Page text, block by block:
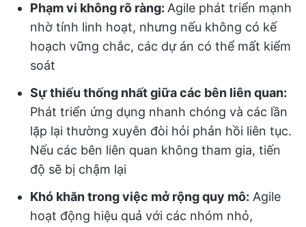
Phạm vi không rõ ràng: Agile phát triển mạnh
nhờ tính linh hoạt, nhưng nếu không có kế
hoạch vững chắc, các dự án có thể mất kiểm
soát
Sự thiếu thống nhất giữa các bên liên quan:
Phát triển ứng dụng nhanh chóng và các lần
lặp lại thường xuyên đòi hỏi phản hồi liên tục.
Nếu các bên liên quan không tham gia, tiến
độ sẽ bị chậm lại
Khó khăn trong việc mở rộng quy mô: Agile
hoạt động hiệu quả với các nhóm nhỏ,